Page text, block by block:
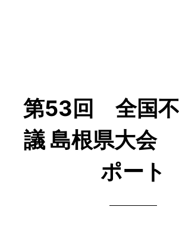
第53回 全国
議 島根県大会
ポート